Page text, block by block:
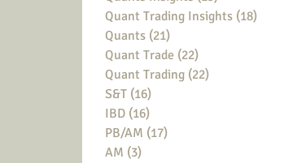
Quant Trading Insights (18)
Quants (21)
Quant Trade (22)
Quant Trading (22)
S&T (16)
IBD (16)
PB/AM (17)
AM (3)